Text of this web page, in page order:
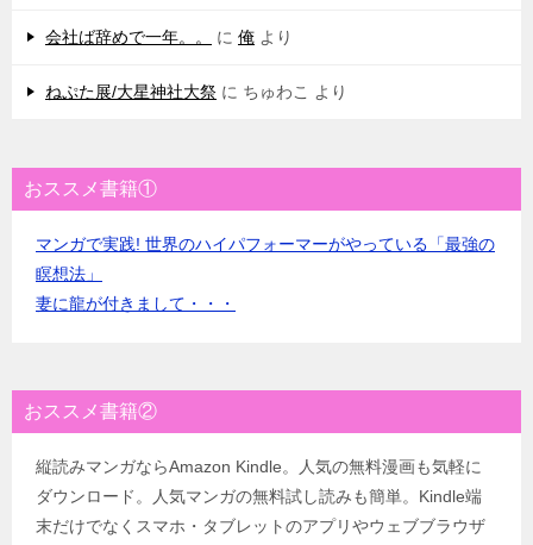
会社ば辞めで一年。。 に 俺 より
ねぷた展/大星神社大祭 に ちゅわこ より
おススメ書籍①
マンガで実践! 世界のハイパフォーマーがやっている「最強の
瞑想法」
妻に龍が付きまして・・・
おススメ書籍②
縦読みマンガならAmazon Kindle。人気の無料漫画も気軽に
ダウンロード。人気マンガの無料試し読みも簡単。Kindle端
末だけでなくスマホ・タブレットのアプリやウェブブラウザ